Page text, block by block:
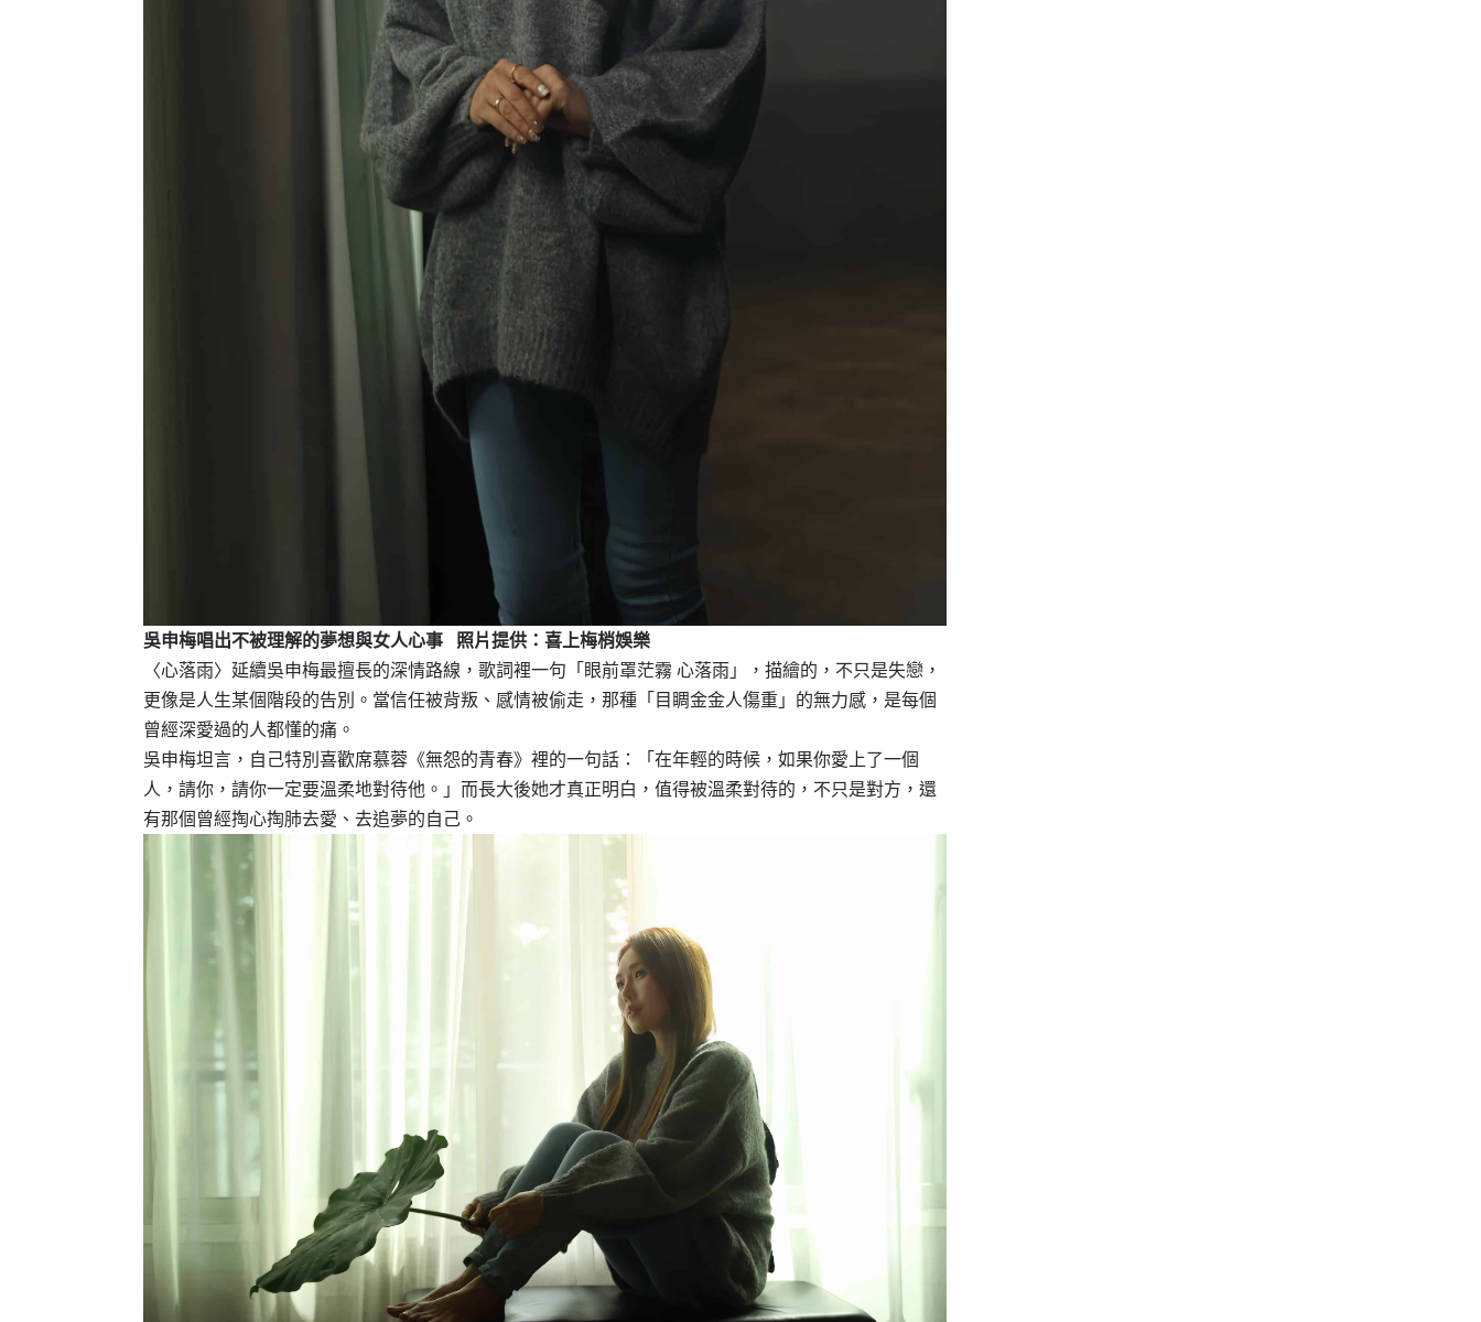
吳申梅唱出不被理解的夢想與女人心事 照片提供：喜上梅梢娛樂
〈心落雨〉延續吳申梅最擅長的深情路線，歌詞裡一句「眼前罩茫霧 心落雨」，描繪的，不只是失戀，
更像是人生某個階段的告別。當信任被背叛、感情被偷走，那種「目睭金金人傷重」的無力感，是每個
曾經深愛過的人都懂的痛。
吳申梅坦言，自己特別喜歡席慕蓉《無怨的青春》裡的一句話：「在年輕的時候，如果你愛上了一個
人，請你，請你一定要溫柔地對待他。」而長大後她才真正明白，值得被溫柔對待的，不只是對方，還
有那個曾經掏心掏肺去愛、去追夢的自己。